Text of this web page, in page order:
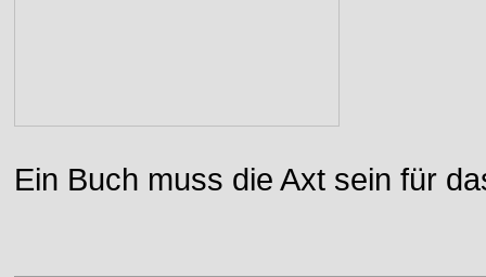
Ein Buch muss die Axt sein für